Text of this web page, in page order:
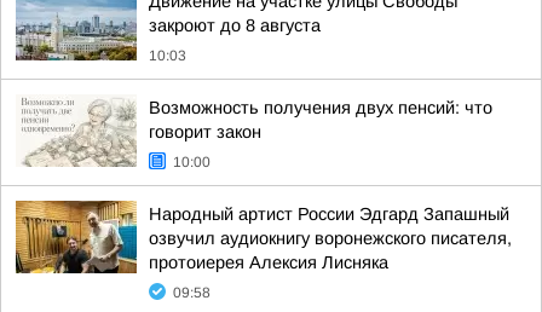
закроют до 8 августа
10:03
Возможность получения двух пенсий: что
говорит закон
10:00
Народный артист России Эдгард Запашный
озвучил аудиокнигу воронежского писателя,
протоиерея Алексия Лисняка
09:58